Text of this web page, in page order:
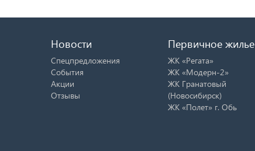
Новости
Спецпредложения
События
Акции
Отзывы
Первичное жилье
ЖК «Регата»
ЖК «Модерн-2»
ЖК Гранатовый
(Новосибирск)
ЖК «Полет» г. Обь